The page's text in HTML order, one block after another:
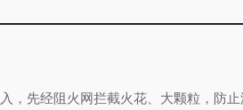
，先经阻火网拦截火花、大颗粒，防止